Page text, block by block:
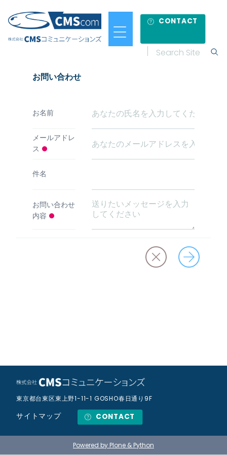
CONTACT
お問い合わせ
お名前
メールアドレ
ス
件名
お問い合わせ
内容
東京都台東区東上野1-11-1 GOSHO春日通り9F
サイトマップ CONTACT
Powered by Plone & Python